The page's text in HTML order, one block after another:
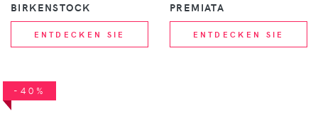
BIRKENSTOCK
ENTDECKEN SIE
PREMIATA
ENTDECKEN SIE
-40%